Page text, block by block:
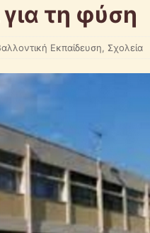
τη φύση
Εκπαίδευση, Σχολεία